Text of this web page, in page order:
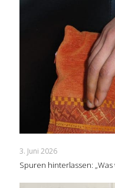
3. Juni 2026
Spuren hinterlassen: